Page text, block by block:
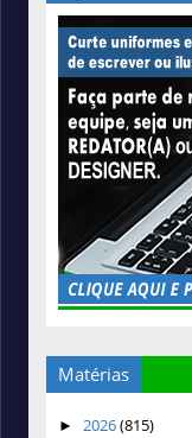
Matérias
► 2026(815)